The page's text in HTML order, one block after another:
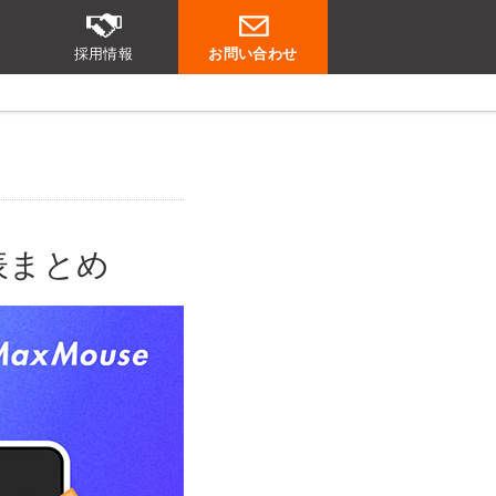
採用情報 お問い合わせ
とめ